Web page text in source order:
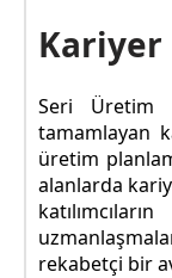
Kariyer
Seri Üretim
tamamlayan
üretim
alanlarda
rekabetçi bir